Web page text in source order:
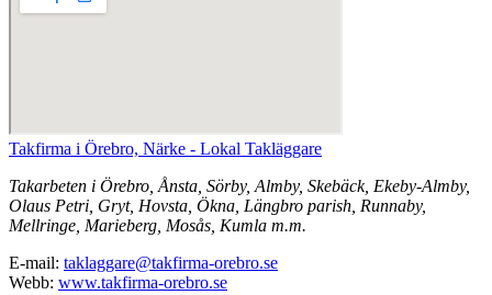
Takfirma i Örebro, Närke - Lokal Takläggare
Takarbeten i Örebro, Ånsta, Sörby, Almby, Skebäck, Ekeby-Almby,
Olaus Petri, Gryt, Hovsta, Ökna, Längbro parish, Runnaby,
Mellringe, Marieberg, Mosås, Kumla m.m.
E-mail: taklaggare@takfirma-orebro.se
Webb: www.takfirma-orebro.se